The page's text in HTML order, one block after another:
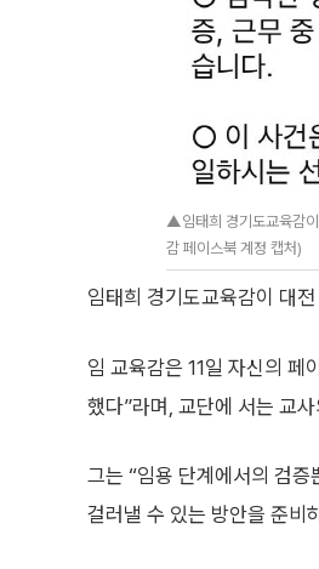
▲임태희 경기도교육감
감 페이스북 계정 캡처)
임태희 경기도교육감이 대
임 교육감은 11일 자신의 페
했다”라며, 교단에 서는 교
그는 “임용 단계에서의 검
걸러낼 수 있는 방안을 준비